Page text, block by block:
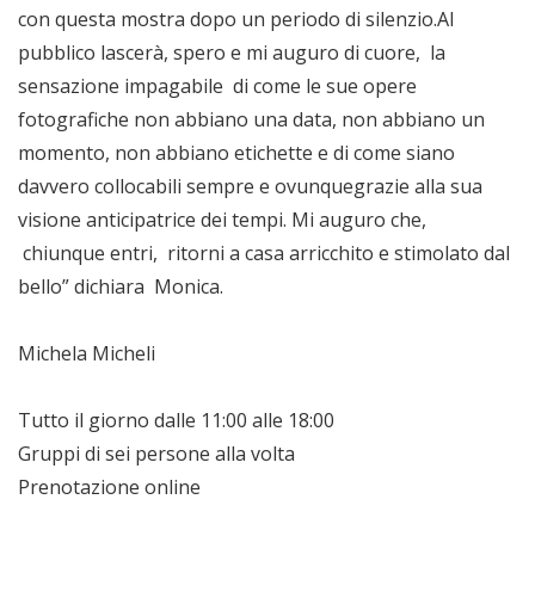
con questa mostra dopo un periodo di silenzio.Al
pubblico lascerà, spero e mi auguro di cuore, la
sensazione impagabile di come le sue opere
fotografiche non abbiano una data, non abbiano un
momento, non abbiano etichette e di come siano
davvero collocabili sempre e ovunquegrazie alla sua
visione anticipatrice dei tempi. Mi auguro che,
chiunque entri, ritorni a casa arricchito e stimolato dal
bello” dichiara Monica.
Michela Micheli
Tutto il giorno dalle 11:00 alle 18:00
Gruppi di sei persone alla volta
Prenotazione online